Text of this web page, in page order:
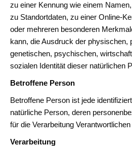
zu einer Kennung wie einem
zu Standortdaten, zu einer Online-
oder mehreren besonderen
kann, die Ausdruck der physischen,
genetischen, psychischen,
sozialen Identität dieser natürlichen
Betroffene Person
Betroffene Person ist jede
natürliche Person, deren
für die Verarbeitung
Verarbeitung